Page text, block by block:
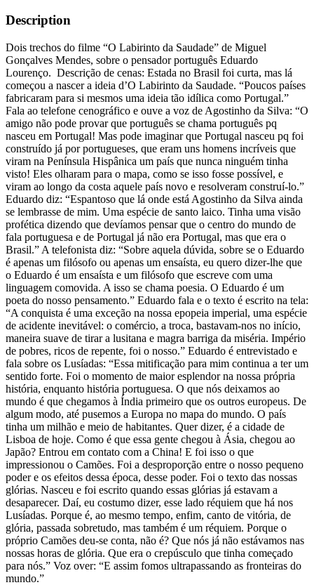
Description
Dois trechos do filme “O Labirinto da Saudade” de Miguel
Gonçalves Mendes, sobre o pensador português Eduardo
Lourenço. Descrição de cenas: Estada no Brasil foi curta, mas lá
começou a nascer a ideia d’O Labirinto da Saudade. “Poucos países
fabricaram para si mesmos uma ideia tão idílica como Portugal.”
Fala ao telefone cenográfico e ouve a voz de Agostinho da Silva: “O
amigo não pode provar que português se chama português pq
nasceu em Portugal! Mas pode imaginar que Portugal nasceu pq foi
construído já por portugueses, que eram uns homens incríveis que
viram na Península Hispânica um país que nunca ninguém tinha
visto! Eles olharam para o mapa, como se isso fosse possível, e
viram ao longo da costa aquele país novo e resolveram construí-lo.”
Eduardo diz: “Espantoso que lá onde está Agostinho da Silva ainda
se lembrasse de mim. Uma espécie de santo laico. Tinha uma visão
profética dizendo que devíamos pensar que o centro do mundo de
fala portuguesa e de Portugal já não era Portugal, mas que era o
Brasil.” A telefonista diz: “Sobre aquela dúvida, sobre se o Eduardo
é apenas um filósofo ou apenas um ensaísta, eu quero dizer-lhe que
o Eduardo é um ensaísta e um filósofo que escreve com uma
linguagem comovida. A isso se chama poesia. O Eduardo é um
poeta do nosso pensamento.” Eduardo fala e o texto é escrito na tela:
“A conquista é uma exceção na nossa epopeia imperial, uma espécie
de acidente inevitável: o comércio, a troca, bastavam-nos no início,
maneira suave de tirar a lusitana e magra barriga da miséria. Império
de pobres, ricos de repente, foi o nosso.” Eduardo é entrevistado e
fala sobre os Lusíadas: “Essa mitificação para mim continua a ter um
sentido forte. Foi o momento de maior esplendor na nossa própria
história, enquanto história portuguesa. O que nós deixamos ao
mundo é que chegamos à Índia primeiro que os outros europeus. De
algum modo, até pusemos a Europa no mapa do mundo. O país
tinha um milhão e meio de habitantes. Quer dizer, é a cidade de
Lisboa de hoje. Como é que essa gente chegou à Ásia, chegou ao
Japão? Entrou em contato com a China! E foi isso o que
impressionou o Camões. Foi a desproporção entre o nosso pequeno
poder e os efeitos dessa época, desse poder. Foi o texto das nossas
glórias. Nasceu e foi escrito quando essas glórias já estavam a
desaparecer. Daí, eu costumo dizer, esse lado réquiem que há nos
Lusíadas. Porque é, ao mesmo tempo, enfim, canto de vitória, de
glória, passada sobretudo, mas também é um réquiem. Porque o
próprio Camões deu-se conta, não é? Que nós já não estávamos nas
nossas horas de glória. Que era o crepúsculo que tinha começado
para nós.” Voz over: “E assim fomos ultrapassando as fronteiras do
mundo.”